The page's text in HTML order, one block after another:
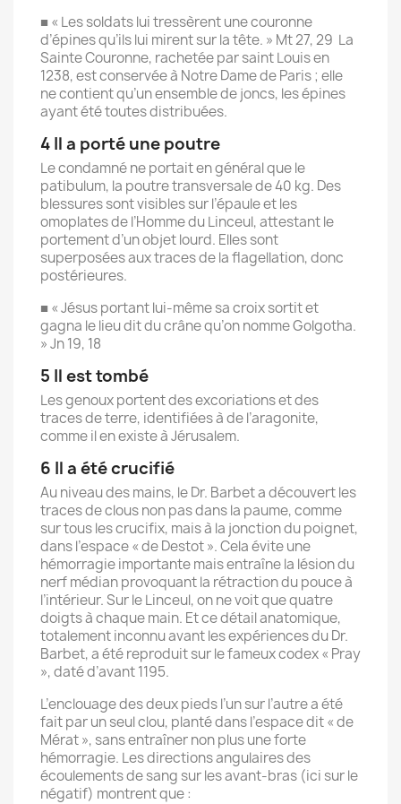
■ « Les soldats lui tressèrent une couronne
d’épines qu’ils lui mirent sur la tête. » Mt 27, 29 La
Sainte Couronne, rachetée par saint Louis en
1238, est conservée à Notre Dame de Paris ; elle
ne contient qu’un ensemble de joncs, les épines
ayant été toutes distribuées.
4 Il a porté une poutre
Le condamné ne portait en général que le
patibulum, la poutre transversale de 40 kg. Des
blessures sont visibles sur l’épaule et les
omoplates de l’Homme du Linceul, attestant le
portement d’un objet lourd. Elles sont
superposées aux traces de la flagellation, donc
postérieures.
■ « Jésus portant lui-même sa croix sortit et
gagna le lieu dit du crâne qu’on nomme Golgotha.
» Jn 19, 18
5 Il est tombé
Les genoux portent des excoriations et des
traces de terre, identifiées à de l’aragonite,
comme il en existe à Jérusalem.
6 Il a été crucifié
Au niveau des mains, le Dr. Barbet a découvert les
traces de clous non pas dans la paume, comme
sur tous les crucifix, mais à la jonction du poignet,
dans l’espace « de Destot ». Cela évite une
hémorragie importante mais entraîne la lésion du
nerf médian provoquant la rétraction du pouce à
l’intérieur. Sur le Linceul, on ne voit que quatre
doigts à chaque main. Et ce détail anatomique,
totalement inconnu avant les expériences du Dr.
Barbet, a été reproduit sur le fameux codex « Pray
», daté d’avant 1195.
L’enclouage des deux pieds l’un sur l’autre a été
fait par un seul clou, planté dans l’espace dit « de
Mérat », sans entraîner non plus une forte
hémorragie. Les directions angulaires des
écoulements de sang sur les avant-bras (ici sur le
négatif) montrent que :